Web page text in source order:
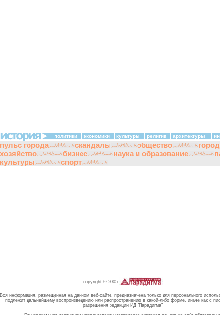
политики экономики культуры религии архитектуры
пульс города скандалы общество
хозяйство
бизнес наука и образование
культуры
спорт
copyright © 2005
Вся информация, размещенная на данном веб-сайте, предназначена только для персонального
подлежит дальнейшему воспроизведению или распространению в какой-либо форме, иначе как с
разрешения редакции ИД "Парадигма"